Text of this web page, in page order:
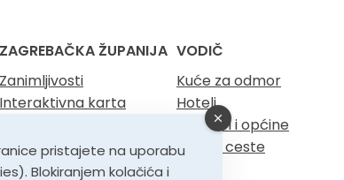
ZAGREBAČKA ŽUPANIJA
Zanimljivosti
Interaktivna karta
Kontakt
VODIČ
Kuće za odmor
Hoteli
Gradovi i općine
Vinske ceste
pristajete na uporabu
Blokiranjem kolačića i